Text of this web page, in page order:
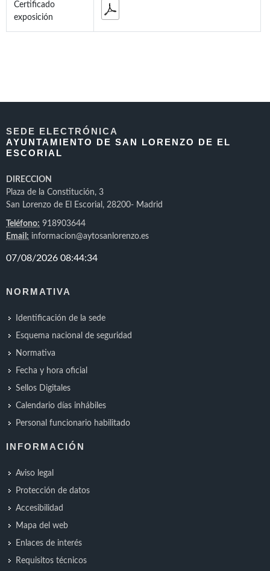
Certificado
exposición
SEDE ELECTRÓNICA
AYUNTAMIENTO DE SAN LORENZO DE EL
ESCORIAL
DIRECCION
Plaza de la Constitución, 3
San Lorenzo de El Escorial, 28200- Madrid
Teléfono: 918903644
Email: informacion@aytosanlorenzo.es
NORMATIVA
Identificación de la sede
Esquema nacional de seguridad
Normativa
Fecha y hora oficial
Sellos Digitales
Calendario días inhábiles
Personal funcionario habilitado
INFORMACIÓN
Aviso legal
Protección de datos
Accesibilidad
Mapa del web
Enlaces de interés
Requisitos técnicos